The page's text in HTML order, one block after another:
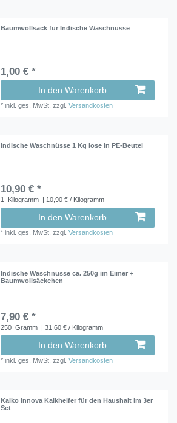
Baumwollsack für Indische Waschnüsse
1,00 € *
In den Warenkorb
*inkl. ges. MwSt. zzgl.Versandkosten
Indische Waschnüsse 1 Kg lose in PE-Beutel
10,90 € *
1 Kilogramm | 10,90 € / Kilogramm
In den Warenkorb
*inkl. ges. MwSt. zzgl.Versandkosten
Indische Waschnüsse ca. 250g im Eimer +
Baumwollsäckchen
7,90 € *
250 Gramm | 31,60 € / Kilogramm
In den Warenkorb
*inkl. ges. MwSt. zzgl.Versandkosten
Kalko Innova Kalkhelfer für den Haushalt im 3er
Set